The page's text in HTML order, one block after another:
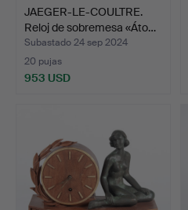
JAEGER-LE-COULTRE.
Reloj de sobremesa «Áto…
Subastado 24 sep 2024
20 pujas
953 USD